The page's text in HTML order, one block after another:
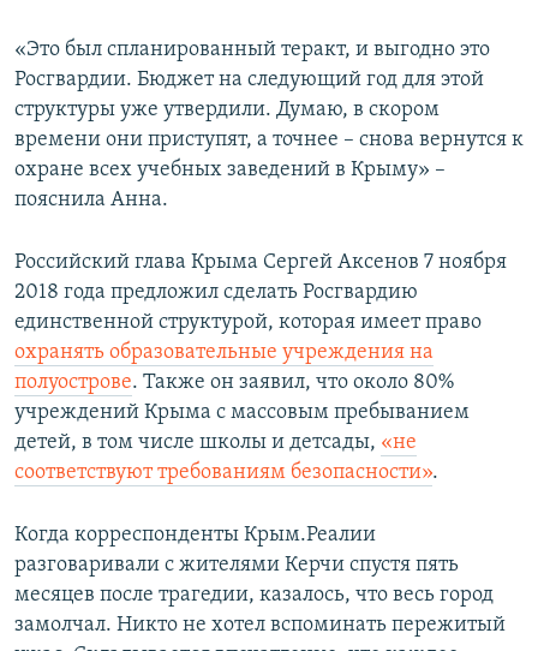
«Это был спланированный теракт, и выгодно это
Росгвардии. Бюджет на следующий год для этой
структуры уже утвердили. Думаю, в скором
времени они приступят, а точнее – снова вернутся к
охране всех учебных заведений в Крыму» –
пояснила Анна.
Российский глава Крыма Сергей Аксенов 7 ноября
2018 года предложил сделать Росгвардию
единственной структурой, которая имеет право
охранять образовательные учреждения на
полуострове. Также он заявил, что около 80%
учреждений Крыма с массовым пребыванием
детей, в том числе школы и детсады, «не
соответствуют требованиям безопасности».
Когда корреспонденты Крым.Реалии
разговаривали с жителями Керчи спустя пять
месяцев после трагедии, казалось, что весь город
замолчал. Никто не хотел вспоминать пережитый